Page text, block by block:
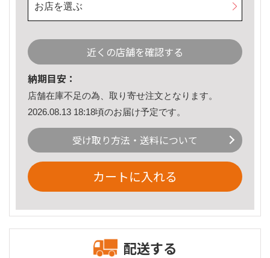
お店を選ぶ
近くの店舗を確認する
納期目安：
店舗在庫不足の為、取り寄せ注文となります。
2026.08.13 18:18頃のお届け予定です。
受け取り方法・送料について
カートに入れる
配送する